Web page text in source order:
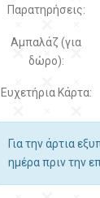
Παρατηρήσεις:
Αμπαλάζ (για
δώρο):
Ευχετήρια Κάρτα:
Για την άρτια
ημέρα πριν την